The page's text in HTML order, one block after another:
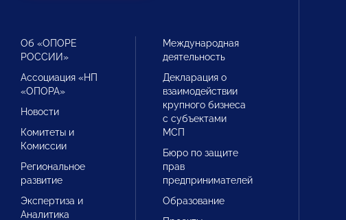
Об «ОПОРЕ
РОССИИ»
Ассоциация «НП
«ОПОРА»
Новости
Комитеты и
Комиссии
Региональное
развитие
Экспертиза и
Аналитика
Международная
деятельность
Декларация о
взаимодействии
крупного бизнеса
с субъектами
МСП
Бюро по защите
прав
предпринимателей
Образование